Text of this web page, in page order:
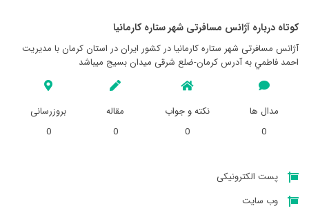
کوتاه درباره آژانس مسافرتی شهر ستاره کارمانيا
آژانس مسافرتی شهر ستاره کارمانيا در کشور ایران در استان کرمان با مدیریت
احمد فاطمي به آدرس کرمان-ضلع شرقی میدان بسیج میباشد
مدال ها
0
نکته و جواب
0
مقاله
0
بروزرسانی
0
پست الکترونیکی
وب سایت